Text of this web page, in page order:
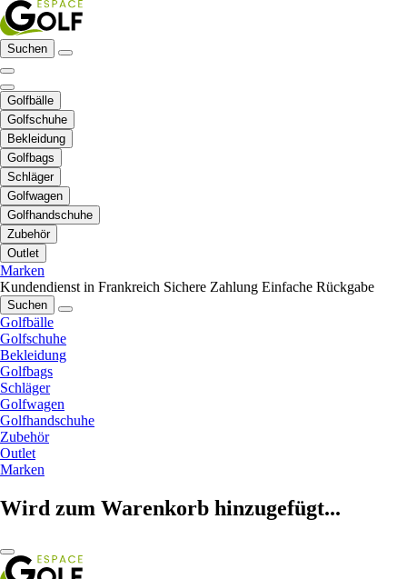
Suchen
Golfbälle
Golfschuhe
Bekleidung
Golfbags
Schläger
Golfwagen
Golfhandschuhe
Zubehör
Outlet
Marken
Kundendienst in Frankreich Sichere Zahlung Einfache Rückgabe
Suchen
Golfbälle
Golfschuhe
Bekleidung
Golfbags
Schläger
Golfwagen
Golfhandschuhe
Zubehör
Outlet
Marken
Wird zum Warenkorb hinzugefügt...